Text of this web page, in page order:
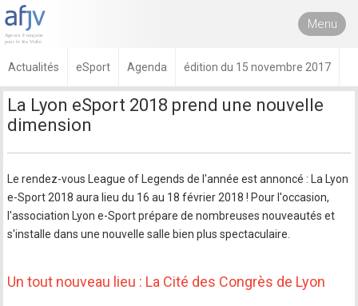
Menu
Actualités eSport Agenda édition du 15 novembre 2017
La Lyon eSport 2018 prend une nouvelle
dimension
Le rendez-vous League of Legends de l'année est annoncé : La Lyon
e-Sport 2018 aura lieu du 16 au 18 février 2018 ! Pour l'occasion,
l'association Lyon e-Sport prépare de nombreuses nouveautés et
s'installe dans une nouvelle salle bien plus spectaculaire.
Un tout nouveau lieu : La Cité des Congrès de Lyon